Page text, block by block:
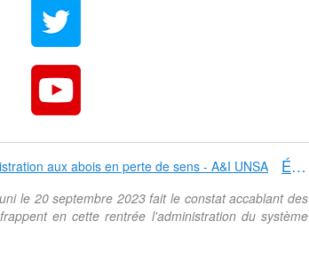
Éducation nationale : une administration aux abois en perte de sens - A&I UNSA
le 20 septembre 2023 fait le constat accablant des
en cette rentrée l'administration du système